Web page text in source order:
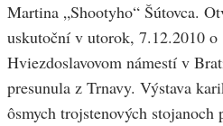
Martina „Shootyho“ Šútovca.
uskutoční v utorok, 7.12.2010 o
Hviezdoslavovom námestí v
presunula z Trnavy. Výstava
ôsmych trojstenových stojanoch